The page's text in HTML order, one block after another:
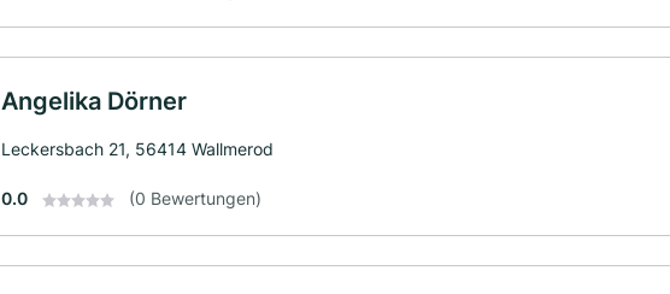
Angelika Dörner
Leckersbach 21, 56414 Wallmerod
0.0 (0 Bewertungen)